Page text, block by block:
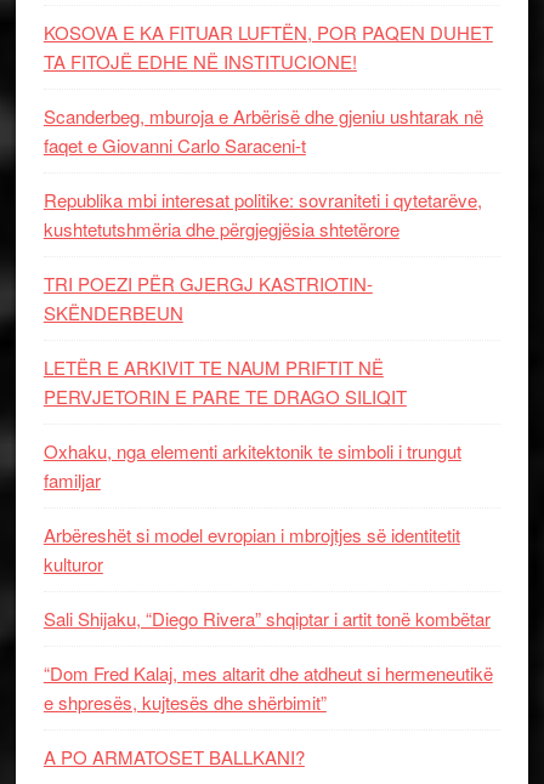
KOSOVA E KA FITUAR LUFTËN, POR PAQEN DUHET
TA FITOJË EDHE NË INSTITUCIONE!
Scanderbeg, mburoja e Arbërisë dhe gjeniu ushtarak në
faqet e Giovanni Carlo Saraceni-t
Republika mbi interesat politike: sovraniteti i qytetarëve,
kushtetutshmëria dhe përgjegjësia shtetërore
TRI POEZI PËR GJERGJ KASTRIOTIN-
SKËNDERBEUN
LETËR E ARKIVIT TE NAUM PRIFTIT NË
PERVJETORIN E PARE TE DRAGO SILIQIT
Oxhaku, nga elementi arkitektonik te simboli i trungut
familjar
Arbëreshët si model evropian i mbrojtjes së identitetit
kulturor
Sali Shijaku, “Diego Rivera” shqiptar i artit tonë kombëtar
“Dom Fred Kalaj, mes altarit dhe atdheut si hermeneutikë
e shpresës, kujtesës dhe shërbimit”
A PO ARMATOSET BALLKANI?